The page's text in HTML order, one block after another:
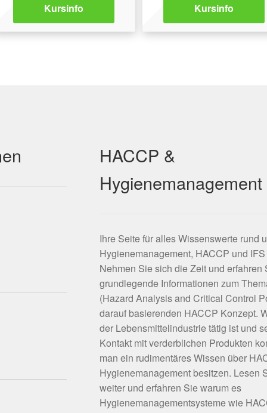
Kursinfo Kursinfo
HACCP &
Hygienemanagement
Ihre Seite für alles Wissenswerte rund
Hygienemanagement, HACCP und
Nehmen Sie sich die Zeit und erfahren
grundlegende Informationen zum
(Hazard Analysis and Critical Control
darauf basierenden HACCP Konzept.
der Lebensmittelindustrie tätig ist und
Kontakt mit verderblichen Produkten
man ein rudimentäres Wissen über
Hygienemanagement besitzen. Lesen
weiter und erfahren Sie warum es
Hygienemanagementsysteme wie